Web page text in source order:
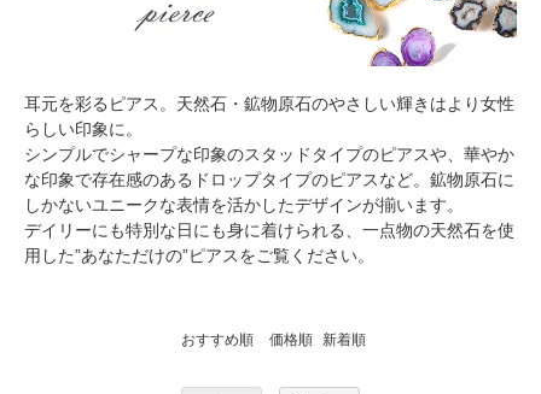
耳元を彩るピアス。天然石・鉱物原石のやさしい輝きはより女性
らしい印象に。
シンプルでシャープな印象のスタッドタイプのピアスや、華やか
な印象で存在感のあるドロップタイプのピアスなど。鉱物原石に
しかないユニークな表情を活かしたデザインが揃います。
デイリーにも特別な日にも身に着けられる、一点物の天然石を使
用した”あなただけの”ピアスをご覧ください。
おすすめ順 価格順 新着順